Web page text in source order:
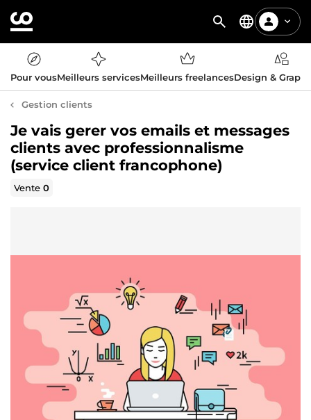
Pour vousMeilleurs servicesMeilleurs freelancesDesign &
Gestion clients
Je vais gerer vos emails et messages
clients avec professionnalisme
(service client francophone)
Vente0